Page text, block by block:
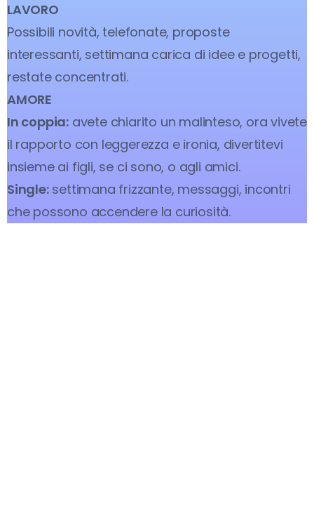
LAVORO
Possibili novità, telefonate, proposte
interessanti, settimana carica di idee e progetti,
restate concentrati.
AMORE
In coppia: avete chiarito un malinteso, ora vivete
il rapporto con leggerezza e ironia, divertitevi
insieme ai figli, se ci sono, o agli amici.
Single:settimana frizzante, messaggi, incontri
che possono accendere la curiosità.